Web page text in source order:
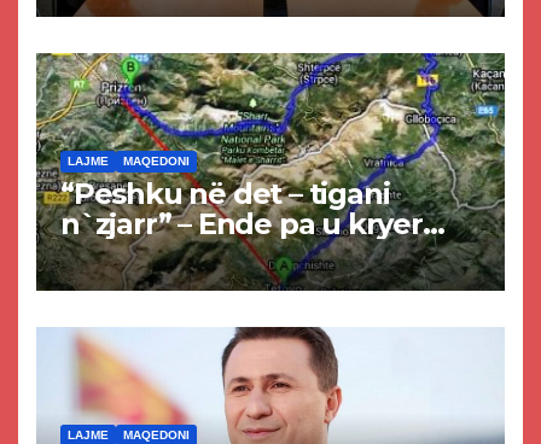
LAJME MAQEDONI
“Peshku në det – tigani
n`zjarr” – Ende pa u kryer
projekti i tunelit, komuna e
Tetovës nis punimet për
LAJME MAQEDONI